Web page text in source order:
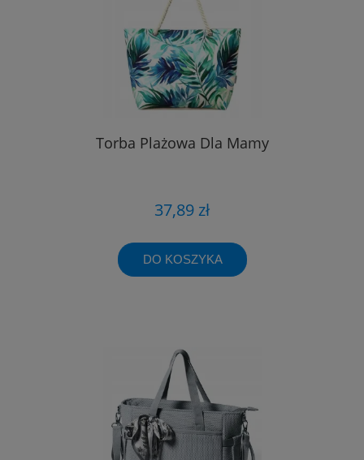
Torba Plażowa Dla Mamy
37,89 zł
DO KOSZYKA